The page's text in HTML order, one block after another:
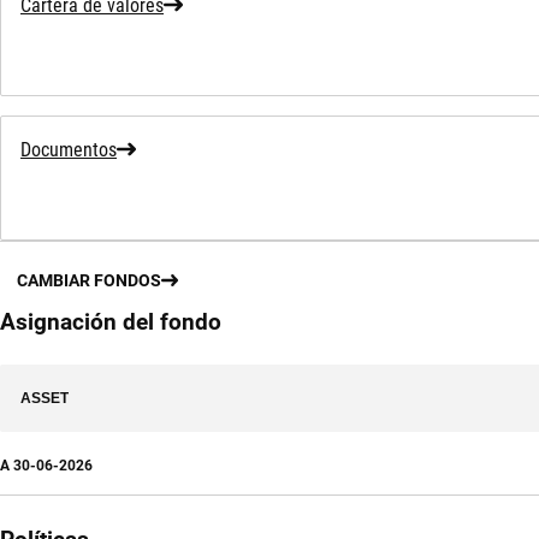
Cartera de valores
Documentos
CAMBIAR FONDOS
Asignación del fondo
ASSET
A 30-06-2026